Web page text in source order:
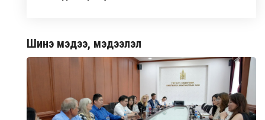
Шинэ мэдээ, мэдээлэл